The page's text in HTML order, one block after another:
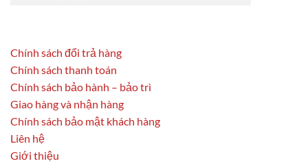
Chính sách đổi trả hàng
Chính sách thanh toán
Chính sách bảo hành – bảo trì
Giao hàng và nhận hàng
Chính sách bảo mật khách hàng
Liên hệ
Giới thiệu